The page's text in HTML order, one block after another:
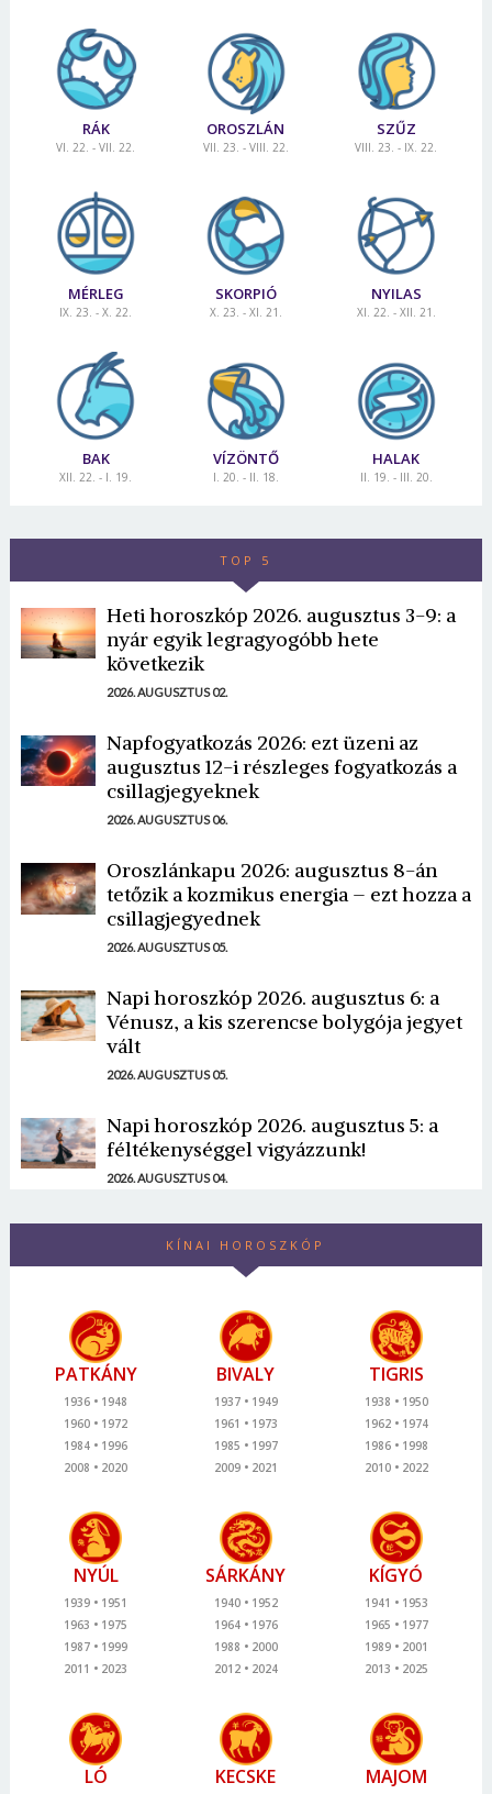
RÁK
VI. 22. - VII. 22.
OROSZLÁN
VII. 23. - VIII. 22.
SZŰZ
VIII. 23. - IX. 22.
MÉRLEG
IX. 23. - X. 22.
SKORPIÓ
X. 23. - XI. 21.
NYILAS
XI. 22. - XII. 21.
BAK
XII. 22. - I. 19.
VÍZÖNTŐ
I. 20. - II. 18.
HALAK
II. 19. - III. 20.
TOP 5
Heti horoszkóp 2026. augusztus 3-9: a
nyár egyik legragyogóbb hete
következik
2026. AUGUSZTUS 02.
Napfogyatkozás 2026: ezt üzeni az
augusztus 12-i részleges fogyatkozás a
csillagjegyeknek
2026. AUGUSZTUS 06.
Oroszlánkapu 2026: augusztus 8-án
tetőzik a kozmikus energia – ezt hozza a
csillagjegyednek
2026. AUGUSZTUS 05.
Napi horoszkóp 2026. augusztus 6: a
Vénusz, a kis szerencse bolygója jegyet
vált
2026. AUGUSZTUS 05.
Napi horoszkóp 2026. augusztus 5: a
féltékenységgel vigyázzunk!
2026. AUGUSZTUS 04.
KÍNAI HOROSZKÓP
PATKÁNY
1936
1948
1960
1972
1984
1996
2008
2020
BIVALY
1937
1949
1961
1973
1985
1997
2009
2021
TIGRIS
1938
1950
1962
1974
1986
1998
2010
2022
NYÚL
1939
1951
1963
1975
1987
1999
2011
2023
SÁRKÁNY
1940
1952
1964
1976
1988
2000
2012
2024
KÍGYÓ
1941
1953
1965
1977
1989
2001
2013
2025
LÓ KECSKE MAJOM